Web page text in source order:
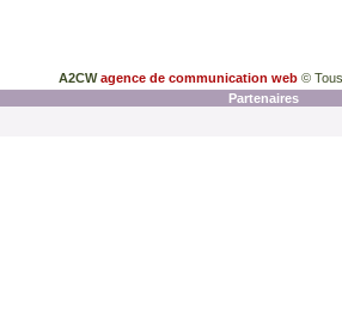
A2CWagence de communication web ©
Partenaires